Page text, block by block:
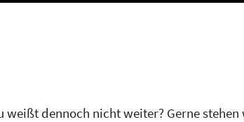
dennoch nicht weiter? Gerne